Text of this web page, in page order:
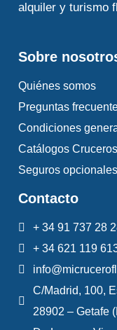
alquiler y turismo
Sobre
Quiénes somos
Preguntas
Condiciones
Catálogos
Seguros opcionales
Contacto
+ 34 91 737 28
+ 34 621 119
C/Madrid, 100,
28902 – Getafe